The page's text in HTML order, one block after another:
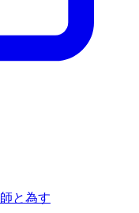
師と為す